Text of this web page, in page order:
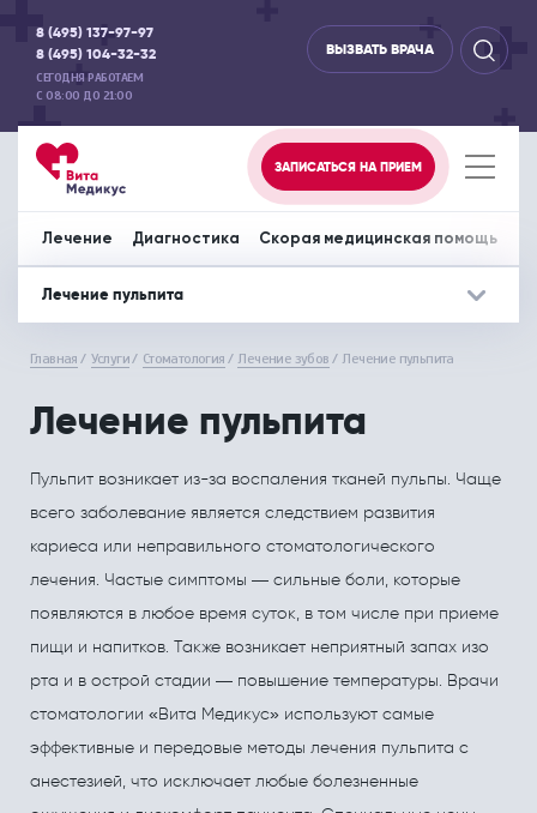
8 (495) 137-97-97
8 (495) 104-32-32
СЕГОДНЯ РАБОТАЕМ
С 08:00 ДО 21:00
ВЫЗВАТЬ ВРАЧА
ЗАПИСАТЬСЯ НА ПРИЕМ
Лечение
Аллергология и иммунология
Гастроэнтерология
Кардиология
Кинезитерапия (ЛФК)
Колопроктология
Лечебный массаж
Мануальная терапия
Отоларингология
Педиатрия
Рефлекторная терапия (рефлексотерапия)
Терапия
Травматология и ортопедия
Урология и андрология
ЦЕНЫ НА УСЛУГИ
ПОЛЕЗНЫЕ СТАТЬИ
Диагностика
ПОЛЕЗНЫЕ СТАТЬИ
Скорая медицинская помощь
Главная Услуги Стоматология Лечение зубов Лечение пульпита
Лечение пульпита
Пульпит возникает из-за воспаления тканей пульпы. Чаще
всего заболевание является следствием развития
кариеса или неправильного стоматологического
лечения. Частые симптомы — сильные боли, которые
появляются в любое время суток, в том числе при приеме
пищи и напитков. Также возникает неприятный запах изо
рта и в острой стадии — повышение температуры. Врачи
стоматологии «Вита Медикус» используют самые
эффективные и передовые методы лечения пульпита с
анестезией, что исключает любые болезненные
Лечение пульпита